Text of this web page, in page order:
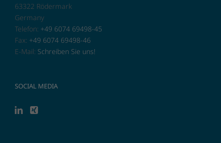
63322 Rödermark
Germany
Telefon: +49 6074 69498-45
Fax: +49 6074 69498-46
E-Mail: Schreiben Sie uns!
SOCIAL MEDIA